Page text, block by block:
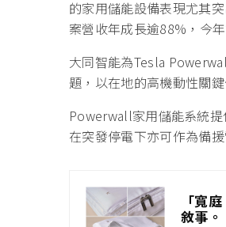
的家用儲能設備表現尤其
案營收年成長逾88%，今
大同智能為Tesla
題，以在地的高機動性關
Powerwall家用儲能系統
在突發停電下亦可作為備
「寬
敘事。